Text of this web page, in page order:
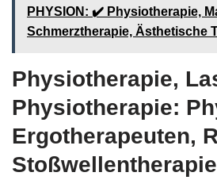
PHYSION: ✔️ Physiotherapie,
Schmerztherapie, Ästhetische
Physiotherapie,
Physiotherapie:
Ergotherapeuten,